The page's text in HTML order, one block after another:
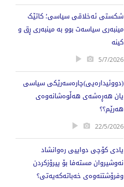
شکستی ئەخلاقی سیاسی؛ کاتێک
مینبەری سیاسەت بوو بە مینبەری ڕق و
کینە
5/7/2026
(دووئیدارەیی)چارەسەرێکی سیاسی
یان هەڕەشەی هەڵوەشانەوەی
هەرێم؟؟
22/5/2026
یادی كۆچی دواییی رەوانشاد
نەوشیروان مستەفا بۆ پیرۆزكردن
وفرۆشتنەوەی خەباتەكەیەتی؟